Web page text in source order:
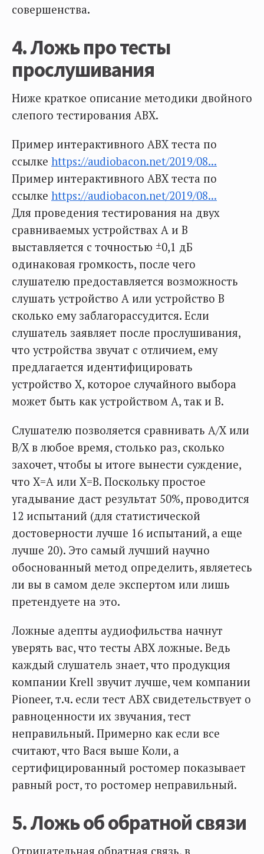
совершенства.
4. Ложь про тесты
прослушивания
Ниже краткое описание методики двойного
слепого тестирования ABX.
Пример интерактивного ABX теста по
ссылке https://audiobacon.net/2019/08...
Пример интерактивного ABX теста по
ссылке https://audiobacon.net/2019/08...
Для проведения тестирования на двух
сравниваемых устройствах А и В
выставляется с точностью ±0,1 дБ
одинаковая громкость, после чего
слушателю предоставляется возможность
слушать устройство А или устройство В
сколько ему заблагорассудится. Если
слушатель заявляет после прослушивания,
что устройства звучат с отличием, ему
предлагается идентифицировать
устройство Х, которое случайного выбора
может быть как устройством А, так и В.
Слушателю позволяется сравнивать А/Х или
В/Х в любое время, столько раз, сколько
захочет, чтобы ы итоге вынести суждение,
что Х=А или Х=В. Поскольку простое
угадывание даст результат 50%, проводится
12 испытаний (для статистической
достоверности лучше 16 испытаний, а еще
лучше 20). Это самый лучший научно
обоснованный метод определить, являетесь
ли вы в самом деле экспертом или лишь
претендуете на это.
Ложные адепты аудиофильства начнут
уверять вас, что тесты АВХ ложные. Ведь
каждый слушатель знает, что продукция
компании Krell звучит лучше, чем компании
Pioneer, т.ч. если тест АВХ свидетельствует о
равноценности их звучания, тест
неправильный. Примерно как если все
считают, что Вася выше Коли, а
сертифицированный ростомер показывает
равный рост, то ростомер неправильный.
5. Ложь об обратной связи
Отрицательная обратная связь, в